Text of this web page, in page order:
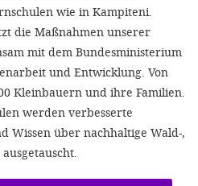
wie in Kampiteni.
die Maßnahmen unserer
mit dem Bundesministerium
und Entwicklung. Von
Kleinbauern und ihre Familien.
werden verbesserte
Wissen über nachhaltige Wald-,